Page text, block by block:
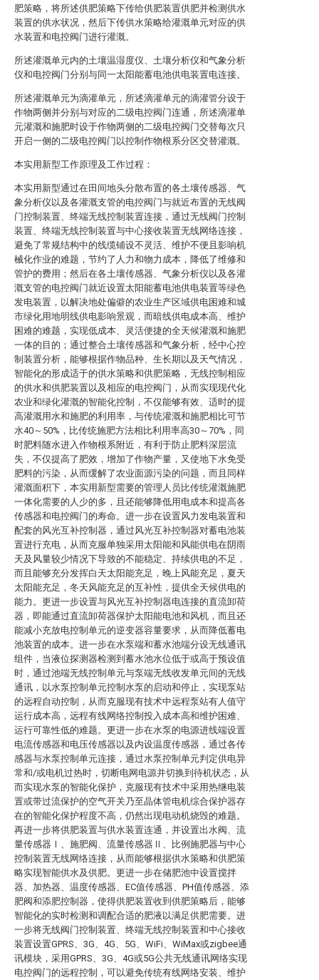
肥策略，将所述供肥策略下传给供肥装置供肥并检测供水
装置的供水状况，然后下传供水策略给灌溉单元对应的供
水装置和电控阀门进行灌溉。
所述灌溉单元内的土壤温湿度仪、土壤分析仪和气象分析
仪和电控阀门分别与同一太阳能蓄电池供电装置电连接。
所述灌溉单元为滴灌单元，所述滴灌单元的滴灌管分设于
作物两侧并分别与对应的二级电控阀门连通，所述滴灌单
元灌溉和施肥时设于作物两侧的二级电控阀门交替每次只
开启一侧的二级电控阀门以控制作物根系分区交替灌溉。
本实用新型工作原理及工作过程：
本实用新型通过在田间地头分散布置的各土壤传感器、气
象分析仪以及各灌溉支管的电控阀门与就近布置的无线阀
门控制装置、终端无线控制装置连接，通过无线阀门控制
装置、终端无线控制装置与中心接收装置无线网络连接，
避免了常规结构中的线缆铺设不灵活、维护不便且影响机
械化作业的难题，节约了人力和物力成本，降低了维修和
管护的费用；然后在各土壤传感器、气象分析仪以及各灌
溉支管的电控阀门就近设置太阳能蓄电池供电装置等绿色
发电装置，以解决地处偏僻的农业生产区域供电困难和城
市绿化用地明线供电影响景观，而暗线供电成本高、维护
困难的难题，实现低成本、灵活便捷的全天候灌溉和施肥
一体的目的；通过整合土壤传感器和气象分析，经中心控
制装置分析，能够根据作物品种、生长期以及天气情况，
智能化的形成适于的供水策略和供肥策略，无线控制相应
的供水和供肥装置以及相应的电控阀门，从而实现现代化
农业和绿化灌溉的智能化控制，不仅能够有效、适时的提
高灌溉用水和施肥的利用率，与传统灌溉和施肥相比可节
水40～50%，比传统施肥方法相比利用率高30～70%，同
时肥料随水进入作物根系附近，有利于防止肥料深层流
失，不仅提高了肥效，增加了作物产量，又使地下水免受
肥料的污染，从而缓解了农业面源污染的问题，而且同样
灌溉面积下，本实用新型需要的管理人员比传统灌溉施肥
一体化需要的人少的多，且还能够降低用电成本和提高各
传感器和电控阀门的寿命。进一步在设置风力发电装置和
配套的风光互补控制器，通过风光互补控制器对蓄电池装
置进行充电，从而克服单独采用太阳能和风能供电在阴雨
天及风量较少情况下导致的不能稳定、持续供电的不足，
而且能够充分发挥白天太阳能充足，晚上风能充足，夏天
太阳能充足，冬天风能充足的互补性，提供全天候供电的
能力。更进一步设置与风光互补控制器电连接的直流卸荷
器，即能通过直流卸荷器保护太阳能电池和风机，而且还
能减小充放电控制单元的逆变器容量要求，从而降低蓄电
池装置的成本。进一步在水泵端和蓄水池端分设无线通讯
组件，当液位探测器检测到蓄水池水位低于或高于预设值
时，通过池端无线控制单元与泵端无线收发单元间的无线
通讯，以水泵控制单元控制水泵的启动和停止，实现泵站
的远程自动控制，从而克服现有技术中远程泵站有人值守
运行成本高，远程有线网络控制投入成本高和维护困难、
运行可靠性低的难题。更进一步在水泵的电源进线端设置
电流传感器和电压传感器以及内设温度传感器，通过各传
感器与水泵控制单元连接，通过水泵控制单元判定供电异
常和/或电机过热时，切断电网电源并切换到待机状态，从
而实现水泵的智能化保护，克服现有技术中采用热继电装
置或带过流保护的空气开关乃至晶体管电机综合保护器存
在的智能化保护程度不高，仍然出现电动机烧毁的难题。
再进一步将供肥装置与供水装置连通，并设置出水阀、流
量传感器Ⅰ、施肥阀、流量传感器Ⅱ、比例施肥器与中心
控制装置无线网络连接，从而能够根据供水策略和供肥策
略实现智能供水及供肥。更进一步在储肥池中设置搅拌
器、加热器、温度传感器、EC值传感器、PH值传感器、添
肥阀和添肥控制器，使得供肥装置收到供肥策略后，能够
智能化的实时检测和调配合适的肥液以满足供肥需要。进
一步将无线阀门控制装置、终端无线控制装置和中心接收
装置设置GPRS、3G、4G、5G、WiFi、WiMax或zigbee通
讯模块，采用GPRS、3G、4G或5G公共无线通讯网络实现
电控阀门的远程控制，可以避免传统有线网络安装、维护